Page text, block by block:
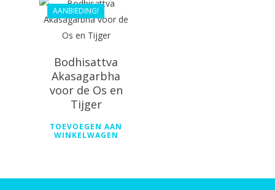
AANBIEDING!
Bodhisattva
Akasagarbha
voor de Os en
Tijger
TOEVOEGEN AAN
WINKELWAGEN